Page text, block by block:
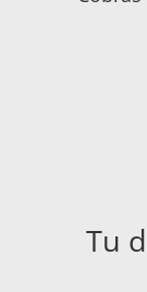
Tu